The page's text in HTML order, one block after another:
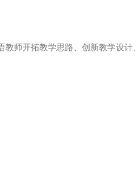
师开拓教学思路、创新教学设计、